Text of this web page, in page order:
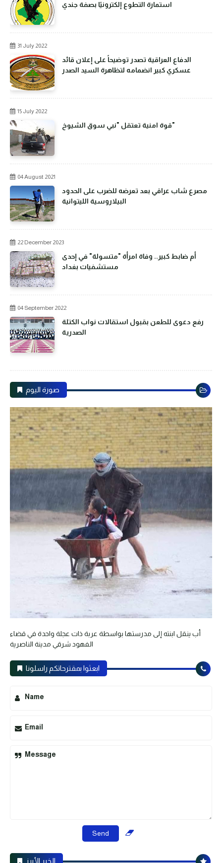
استمارة التطوع إلكترونيًا بصفة جندي
31 July 2022
الدفاع العراقية تصدر توضيحاً على إعلان قائد
عسكري كبير انضمامه لتظاهرة السيد الصدر
15 July 2022
قوة امنية تعتقل "نبي سوق الشيوخ"
04 August 2021
مصرع شاب عراقي بعد تعرضه للضرب على الحدود
البيلاروسية الليتوانية
22 December 2023
أم ضابط كبير.. وفاة امرأة "متسولة" في إحدى
مستشفيات بغداد
04 September 2022
رفع دعوى للطعن بقبول استقالات نواب الكتلة
الصدرية
صورة اليوم
أب ينقل ابنته إلى مدرستها بواسطة عربة ذات عجلة واحدة في قضاء
الفهود شرقي مدينة الناصرية
ابعثوا بمقترحاتكم راسلونا
Name
Email
Message
الخبر الأبرز